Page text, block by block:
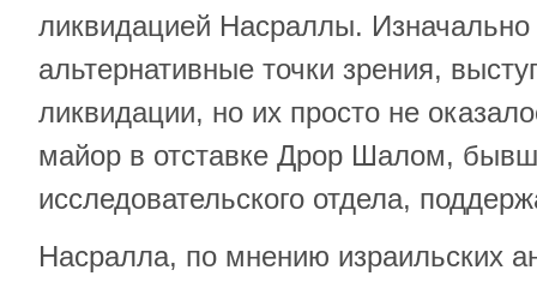
ликвидацией Насраллы.
альтернативные точки зрения,
ликвидации, но их просто не
майор в отставке Дрор Шалом,
исследовательского отдела,
Насралла, по мнению израильских